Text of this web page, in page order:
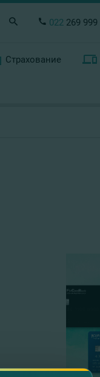
022 269 999
Страхование